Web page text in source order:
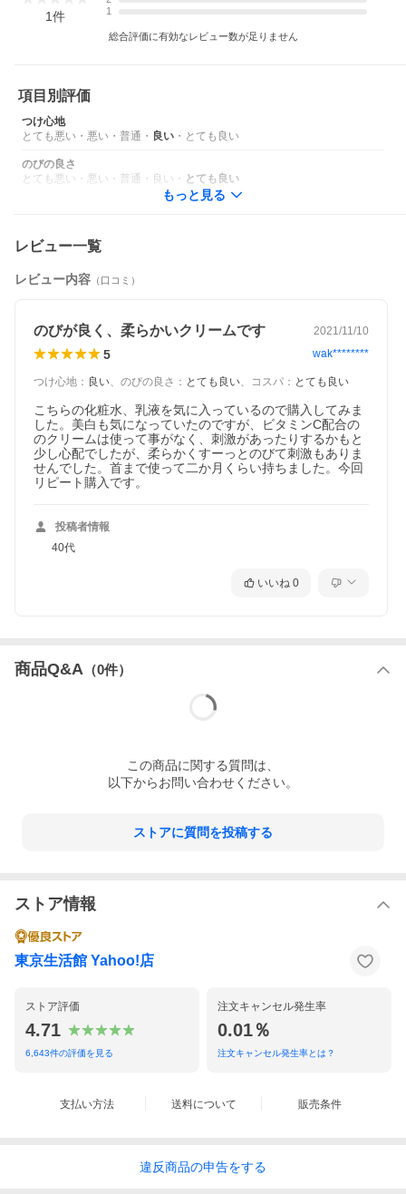
1件
1
総合評価に有効なレビュー数が足りません
項目別評価
つけ心地
とても悪い ・ 悪い ・ 普通 ・ 良い ・ とても良い
のびの良さ
とても悪い ・ 悪い ・ 普通 ・ 良い ・ とても良い
もっと見る
レビュー一覧
レビュー内容 （口コミ）
のびが良く、柔らかいクリームです 2021/11/10
5 wak********
つけ心地 ： 良い、 のびの良さ ： とても良い、 コスパ ： とても良い
こちらの化粧水、乳液を気に入っているので購入してみま
した。美白も気になっていたのですが、ビタミンC配合の
のクリームは使って事がなく、刺激があったりするかもと
少し心配でしたが、柔らかくすーっとのびて刺激もありま
せんでした。首まで使って二か月くらい持ちました。今回
リピート購入です。
投稿者情報
40代
いいね 0
商品Q&A （0件）
この商品に関する質問は、
以下からお問い合わせください。
ストアに質問を投稿する
ストア情報
東京生活館 Yahoo!店
ストア評価
4.71
6,643件の評価を見る
注文キャンセル発生率
0.01％
注文キャンセル発生率とは？
支払い方法 送料について 販売条件
違反商品の申告をする